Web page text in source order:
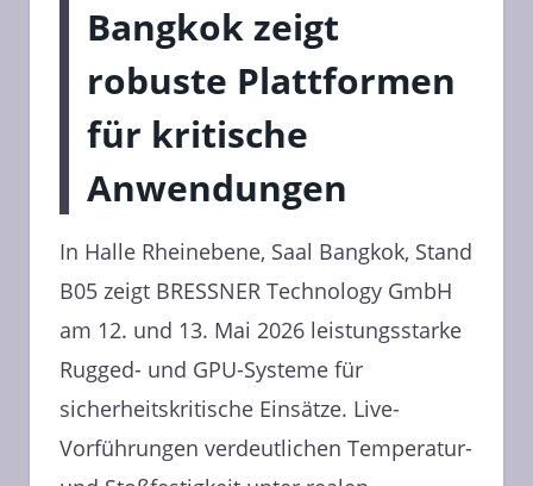
Bangkok zeigt
robuste Plattformen
für kritische
Anwendungen
In Halle Rheinebene, Saal Bangkok, Stand
B05 zeigt BRESSNER Technology GmbH
am 12. und 13. Mai 2026 leistungsstarke
Rugged- und GPU-Systeme für
sicherheitskritische Einsätze. Live-
Vorführungen verdeutlichen Temperatur-